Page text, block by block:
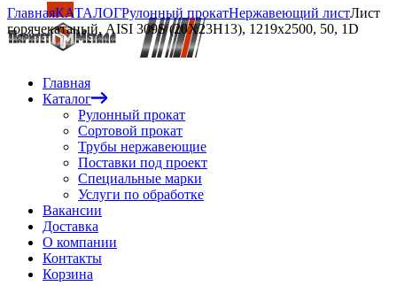
Главная
Каталог
Рулонный прокат
Сортовой прокат
Трубы нержавеющие
Поставки под проект
Специальные марки
Услуги по обработке
Вакансии
Доставка
О компании
Контакты
Корзина
ГлавнаяКАТАЛОГРулонный прокатНержавеющий листЛист
горячекатаный, AISI 309S (20Х23Н13), 1219х2500, 50, 1D